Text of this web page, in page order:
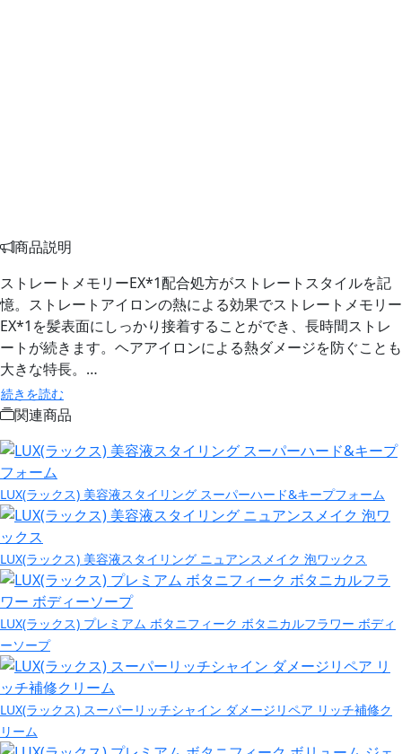
商品説明
ストレートメモリーEX*1配合処方がストレートスタイルを記
憶。ストレートアイロンの熱による効果でストレートメモリー
EX*1を髪表面にしっかり接着することができ、長時間ストレ
ートが続きます。ヘアアイロンによる熱ダメージを防ぐことも
大きな特長。…
続きを読む
関連商品
LUX(ラックス) 美容液スタイリング スーパーハード&キープフォーム
LUX(ラックス) 美容液スタイリング ニュアンスメイク 泡ワックス
LUX(ラックス) プレミアム ボタニフィーク ボタニカルフラワー ボディ
ーソープ
LUX(ラックス) スーパーリッチシャイン ダメージリペア リッチ補修ク
リーム